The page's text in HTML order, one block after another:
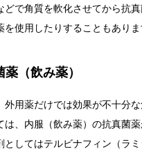
どで角質を軟化させてから抗
使用したりすることもありま
（飲み薬）
外用薬だけでは効果が不十分
は、内服（飲み薬）の抗真菌薬
してはテルビナフィン（ラミ